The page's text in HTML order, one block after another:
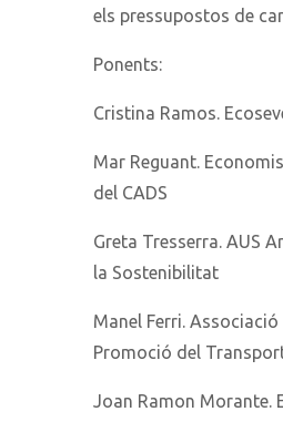
els pressupostos de
Ponents:
Cristina Ramos.
Mar Reguant.
del CADS
Greta Tresserra. AUS
la Sostenibilitat
Manel Ferri. Associació
Promoció del
Joan Ramon Morante.